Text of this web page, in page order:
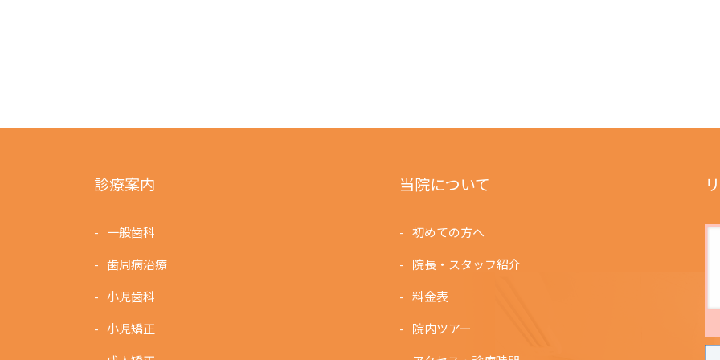
診療案内
一般歯科
歯周病治療
小児歯科
小児矯正
当院について
初めての方へ
院長・スタッフ紹介
料金表
院内ツアー